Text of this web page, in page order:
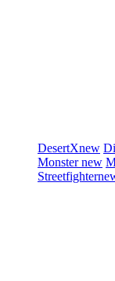
DesertXnew
Monsternew
Streetfighter